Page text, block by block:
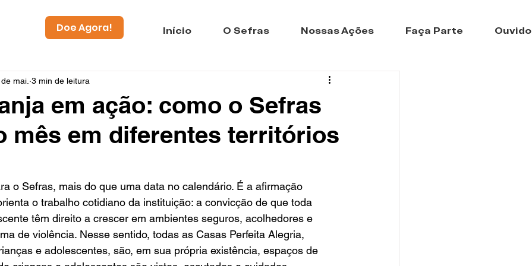
Doe Agora! Início O Sefras Nossas Ações Faça Parte
em ação: como o Sefras
mês em diferentes territórios
mai. 3 min de leitura
o Sefras, mais do que uma data no calendário. É a afirmação
o trabalho cotidiano da instituição: a convicção de que toda
têm direito a crescer em ambientes seguros, acolhedores e
de violência. Nesse sentido, todas as Casas Perfeita Alegria,
e adolescentes, são, em sua própria existência, espaços de